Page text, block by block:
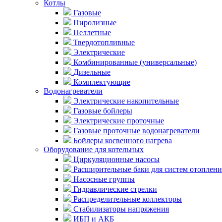
Котлы
Газовые
Пиролизные
Пеллетные
Твердотопливные
Электрические
Комбинированные (универсальные)
Дизельные
Комплектующие
Водонагреватели
Электрические накопительные
Газовые бойлеры
Электрические проточные
Газовые проточные водонагреватели
Бойлеры косвенного нагрева
Оборудование для котельных
Циркуляционные насосы
Расширительные баки для систем
Насосные группы
Гидравлические стрелки
Распределительные коллекторы
Стабилизаторы напряжения
ИБП и АКБ